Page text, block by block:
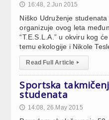
🕔 16:48, 2.Jun 2015
Niško Udruženje
organizuje ovog leta
“T.E.S.L.A.” u okviru kog
temu ekologije i Nikole
Read Full Article ▸
Sportska
studenata
🕔 14:08, 26.May 2015